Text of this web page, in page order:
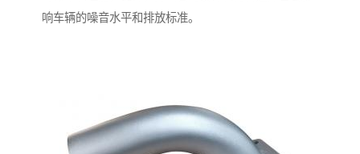
响车辆的噪音水平和排放标准。